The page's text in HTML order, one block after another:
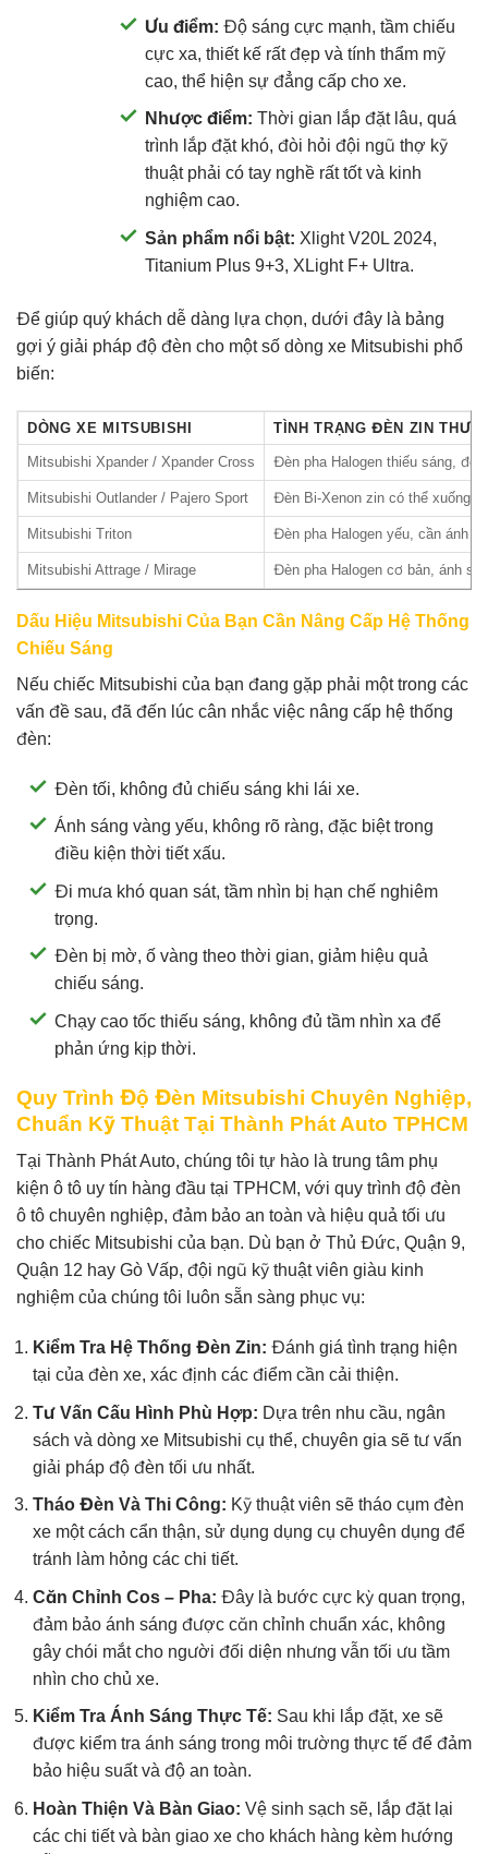
Ưu điểm: Độ sáng cực mạnh, tầm chiếu
cực xa, thiết kế rất đẹp và tính thẩm mỹ
cao, thể hiện sự đẳng cấp cho xe.
Nhược điểm: Thời gian lắp đặt lâu, quá
trình lắp đặt khó, đòi hỏi đội ngũ thợ kỹ
thuật phải có tay nghề rất tốt và kinh
nghiệm cao.
Sản phẩm nổi bật: Xlight V20L 2024,
Titanium Plus 9+3, XLight F+ Ultra.
Để giúp quý khách dễ dàng lựa chọn, dưới đây là bảng
gợi ý giải pháp độ đèn cho một số dòng xe Mitsubishi phổ
biến:
DÒNG XE MITSUBISHI TÌNH TRẠNG ĐÈN ZIN
Mitsubishi Xpander / Xpander Cross Đèn pha Halogen thiếu sáng,
Mitsubishi Outlander / Pajero Sport Đèn Bi-Xenon zin có thể xuống
Mitsubishi Triton Đèn pha Halogen yếu, cần ánh
Mitsubishi Attrage / Mirage Đèn pha Halogen cơ bản, ánh
Dấu Hiệu Mitsubishi Của Bạn Cần Nâng Cấp Hệ Thống
Chiếu Sáng
Nếu chiếc Mitsubishi của bạn đang gặp phải một trong các
vấn đề sau, đã đến lúc cân nhắc việc nâng cấp hệ thống
đèn:
Đèn tối, không đủ chiếu sáng khi lái xe.
Ánh sáng vàng yếu, không rõ ràng, đặc biệt trong
điều kiện thời tiết xấu.
Đi mưa khó quan sát, tầm nhìn bị hạn chế nghiêm
trọng.
Đèn bị mờ, ố vàng theo thời gian, giảm hiệu quả
chiếu sáng.
Chạy cao tốc thiếu sáng, không đủ tầm nhìn xa để
phản ứng kịp thời.
Quy Trình Độ Đèn Mitsubishi Chuyên Nghiệp,
Chuẩn Kỹ Thuật Tại Thành Phát Auto TPHCM
Tại Thành Phát Auto, chúng tôi tự hào là trung tâm phụ
kiện ô tô uy tín hàng đầu tại TPHCM, với quy trình độ đèn
ô tô chuyên nghiệp, đảm bảo an toàn và hiệu quả tối ưu
cho chiếc Mitsubishi của bạn. Dù bạn ở Thủ Đức, Quận 9,
Quận 12 hay Gò Vấp, đội ngũ kỹ thuật viên giàu kinh
nghiệm của chúng tôi luôn sẵn sàng phục vụ:
Kiểm Tra Hệ Thống Đèn Zin: Đánh giá tình trạng hiện
tại của đèn xe, xác định các điểm cần cải thiện.
Tư Vấn Cấu Hình Phù Hợp: Dựa trên nhu cầu, ngân
sách và dòng xe Mitsubishi cụ thể, chuyên gia sẽ tư vấn
giải pháp độ đèn tối ưu nhất.
Tháo Đèn Và Thi Công: Kỹ thuật viên sẽ tháo cụm đèn
xe một cách cẩn thận, sử dụng dụng cụ chuyên dụng để
tránh làm hỏng các chi tiết.
Căn Chỉnh Cos – Pha: Đây là bước cực kỳ quan trọng,
đảm bảo ánh sáng được căn chỉnh chuẩn xác, không
gây chói mắt cho người đối diện nhưng vẫn tối ưu tầm
nhìn cho chủ xe.
Kiểm Tra Ánh Sáng Thực Tế: Sau khi lắp đặt, xe sẽ
được kiểm tra ánh sáng trong môi trường thực tế để đảm
bảo hiệu suất và độ an toàn.
Hoàn Thiện Và Bàn Giao: Vệ sinh sạch sẽ, lắp đặt lại
các chi tiết và bàn giao xe cho khách hàng kèm hướng